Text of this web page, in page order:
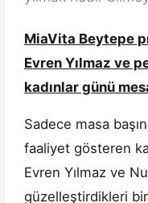
MiaVita Beytepe
Evren Yılmaz ve
kadınlar günü
Sadece masa
faaliyet gösteren
Evren Yılmaz ve
güzelleştirdikleri